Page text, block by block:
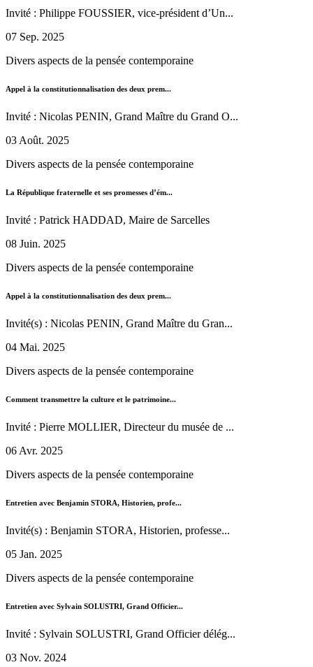
Invité : Philippe FOUSSIER, vice-président d’Un...
07 Sep. 2025
Divers aspects de la pensée contemporaine
Appel à la constitutionnalisation des deux prem...
Invité : Nicolas PENIN, Grand Maître du Grand O...
03 Août. 2025
Divers aspects de la pensée contemporaine
La République fraternelle et ses promesses d’ém...
Invité : Patrick HADDAD, Maire de Sarcelles
08 Juin. 2025
Divers aspects de la pensée contemporaine
Appel à la constitutionnalisation des deux prem...
Invité(s) : Nicolas PENIN, Grand Maître du Gran...
04 Mai. 2025
Divers aspects de la pensée contemporaine
Comment transmettre la culture et le patrimoine...
Invité : Pierre MOLLIER, Directeur du musée de ...
06 Avr. 2025
Divers aspects de la pensée contemporaine
Entretien avec Benjamin STORA, Historien, profe...
Invité(s) : Benjamin STORA, Historien, professe...
05 Jan. 2025
Divers aspects de la pensée contemporaine
Entretien avec Sylvain SOLUSTRI, Grand Officier...
Invité : Sylvain SOLUSTRI, Grand Officier délég...
03 Nov. 2024